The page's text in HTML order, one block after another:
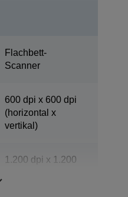
Flachbett-
Scanner
600 dpi x 600 dpi
(horizontal x
vertikal)
1.200 dpi x 1.200